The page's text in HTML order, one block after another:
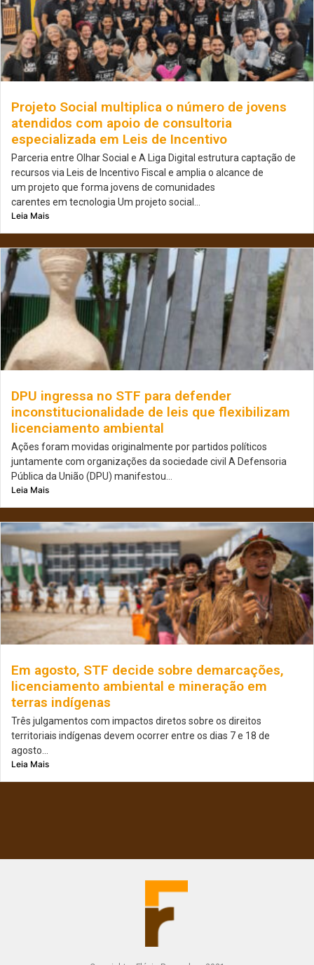
Projeto Social multiplica o número de jovens
atendidos com apoio de consultoria
especializada em Leis de Incentivo
Parceria entre Olhar Social e A Liga Digital estrutura captação de
recursos via Leis de Incentivo Fiscal e amplia o alcance de
um projeto que forma jovens de comunidades
carentes em tecnologia Um projeto social...
Leia Mais
DPU ingressa no STF para defender
inconstitucionalidade de leis que flexibilizam
licenciamento ambiental
Ações foram movidas originalmente por partidos políticos
juntamente com organizações da sociedade civil A Defensoria
Pública da União (DPU) manifestou...
Leia Mais
Em agosto, STF decide sobre demarcações,
licenciamento ambiental e mineração em
terras indígenas
Três julgamentos com impactos diretos sobre os direitos
territoriais indígenas devem ocorrer entre os dias 7 e 18 de
agosto...
Leia Mais